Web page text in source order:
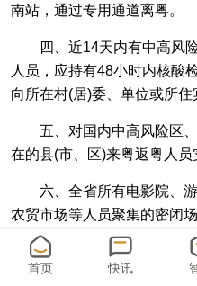
南站，通过专用通道离粤。
四、近14天内有中高风险
人员，应持有48小时内核酸
向所在村(居)委、单位或所住
五、对国内中高风险区、
在的县(市、区)来粤返粤人员
六、全省所有电影院、游
农贸市场等人员聚集的密闭
通风消毒。所有入场人员应
健康管理措施。
首页 快讯